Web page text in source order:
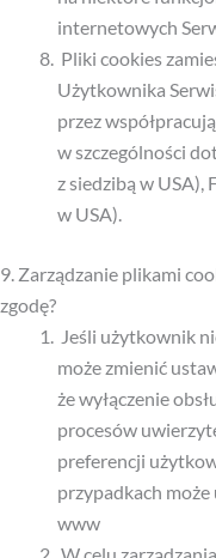
internetowych
Pliki cookies
Użytkownika
przez
w szczególności
z siedzibą w USA),
w USA).
9. Zarządzanie plikami
zgodę?
Jeśli użytkownik
może zmienić
że wyłączenie
procesów
preferencji
przypadkach
www